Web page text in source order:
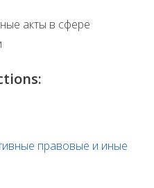
акты в сфере
правовые и иные